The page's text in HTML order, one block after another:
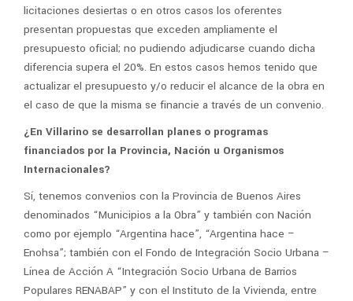
licitaciones desiertas o en otros casos los oferentes
presentan propuestas que exceden ampliamente el
presupuesto oficial; no pudiendo adjudicarse cuando dicha
diferencia supera el 20%. En estos casos hemos tenido que
actualizar el presupuesto y/o reducir el alcance de la obra en
el caso de que la misma se financie a través de un convenio.
¿En Villarino se desarrollan planes o programas
financiados por la Provincia, Nación u Organismos
Internacionales?
Sí, tenemos convenios con la Provincia de Buenos Aires
denominados “Municipios a la Obra” y también con Nación
como por ejemplo “Argentina hace”, “Argentina hace –
Enohsa”; también con el Fondo de Integración Socio Urbana –
Línea de Acción A “Integración Socio Urbana de Barrios
Populares RENABAP” y con el Instituto de la Vivienda, entre